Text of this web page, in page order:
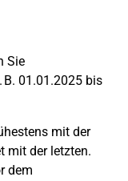
Sie
B. 01.01.2025 bis
mit der
mit der letzten.
dem